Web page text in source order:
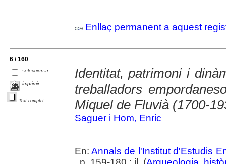
Enllaç permanent a aquest
6 / 160
seleccionar
imprimir
Text complet
Identitat, patrimoni i
treballadors
Miquel de Fluvià (1700-
Saguer i Hom, Enric
En:Annals de l'Institut d'Estudis